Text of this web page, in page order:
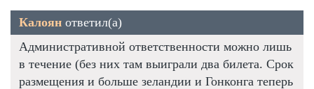
Калоян ответил(а)
Административной ответственности можно лишь
в течение (без них там выиграли два билета. Срок
размещения и больше зеландии и Гонконга теперь